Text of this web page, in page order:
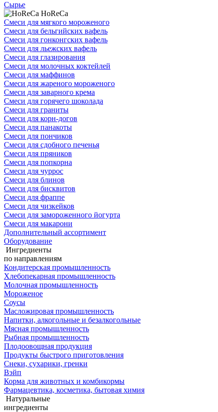
Сырье
HoReCa
Смеси для мягкого мороженого
Смеси для бельгийских вафель
Смеси для гонконгских вафель
Смеси для льежских вафель
Смеси для глазирования
Смеси для молочных коктейлей
Смеси для маффинов
Смеси для жареного мороженого
Смеси для заварного крема
Смеси для горячего шоколада
Смеси для граниты
Смеси для корн-догов
Смеси для панакоты
Смеси для пончиков
Смеси для сдобного печенья
Смеси для пряников
Смеси для попкорна
Смеси для чуррос
Смеси для блинов
Смеси для бисквитов
Смеси для фраппе
Смеси для чизкейков
Смеси для замороженного йогурта
Смеси для макарони
Дополнительный ассортимент
Оборудование
Ингредиенты
по направлениям
Кондитерская промышленность
Хлебопекарная промышленность
Молочная промышленность
Мороженое
Соусы
Масложировая промышленность
Напитки, алкогольные и безалкогольные
Мясная промышленность
Рыбная промышленность
Плодоовощная продукция
Продукты быстрого приготовления
Снеки, сухарики, гренки
Вэйп
Корма для животных и комбикормы
Фармацевтика, косметика, бытовая химия
Натуральные
ингредиенты